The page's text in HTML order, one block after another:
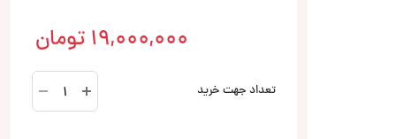
19,000,000 تومان
تعداد جهت خرید
APX690
بلندگو